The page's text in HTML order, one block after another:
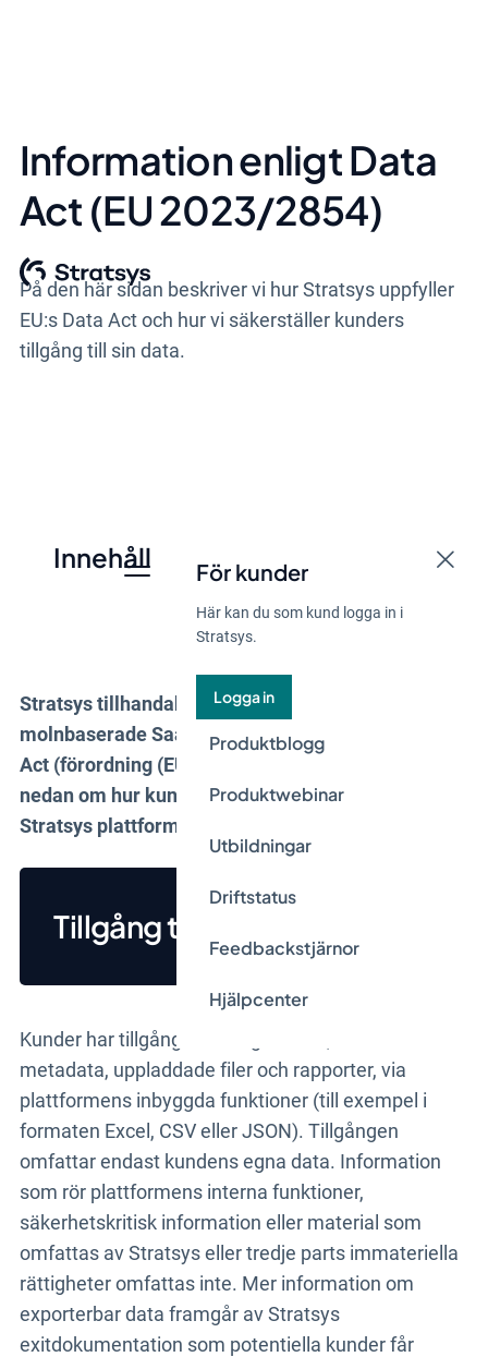
För kunder
Här kan du som kund logga in i
Stratsys.
Logga in
Produktblogg
Produktwebinar
Utbildningar
Driftstatus
Feedbackstjärnor
Hjälpcenter
Information enligt Data
Act (EU 2023/2854)
På den här sidan beskriver vi hur Stratsys uppfyller
EU:s Data Act och hur vi säkerställer kunders
tillgång till sin data.
Innehåll
Stratsys tillhandahåller sina tjänster som
molnbaserade SaaS-lösningar. I enlighet med Data
Act (förordning (EU) 2023/2854) informerar vi
nedan om hur kunder kan få tillgång till sin data i
Stratsys plattform.
Tillgång till data
Kunder har tillgång till sin egen data, inklusive
metadata, uppladdade filer och rapporter, via
plattformens inbyggda funktioner (till exempel i
formaten Excel, CSV eller JSON). Tillgången
omfattar endast kundens egna data. Information
som rör plattformens interna funktioner,
säkerhetskritisk information eller material som
omfattas av Stratsys eller tredje parts immateriella
rättigheter omfattas inte. Mer information om
exporterbar data framgår av Stratsys
exitdokumentation som potentiella kunder får